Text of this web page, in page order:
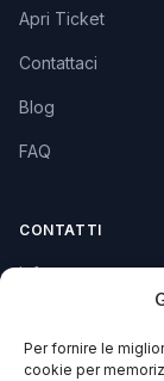
Per fornire le
cookie per
Apri Ticket
Contattaci
Blog
FAQ
CONTATTI
PEC: